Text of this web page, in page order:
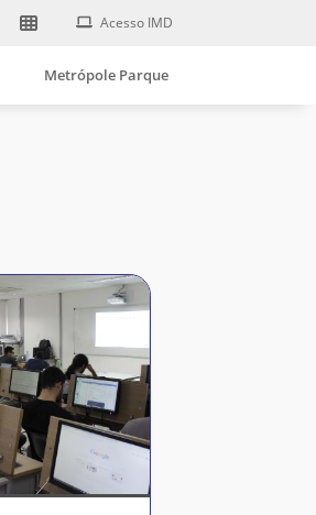
Acesso IMD
Metrópole Parque